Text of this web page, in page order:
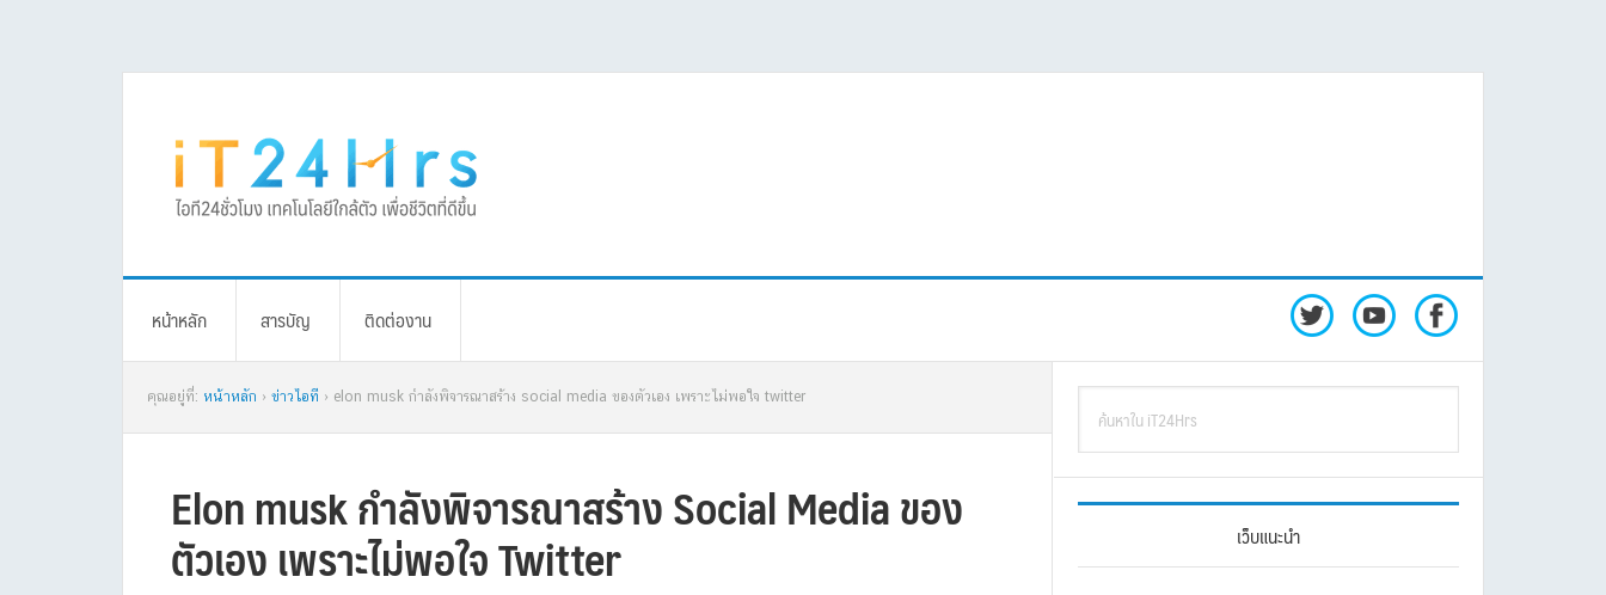
หน้าหลัก สารบัญ ติดต่องาน
คุณอยู่ที่: หน้าหลัก › ข่าวไอที › elon musk กำลังพิจารณาสร้าง social media ของตัวเอง เพราะไม่พอใจ twitter
Elon musk กำลังพิจารณาสร้าง Social Media ของ
ตัวเอง เพราะไม่พอใจ Twitter
Primary
Sidebar
iT24Hrs
เว็บแนะนำ